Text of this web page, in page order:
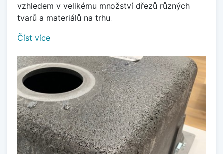
vzhledem v velikému množství dřezů různých
tvarů a materiálů na trhu.
Číst více